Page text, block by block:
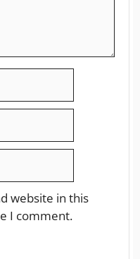
website in this
I comment.